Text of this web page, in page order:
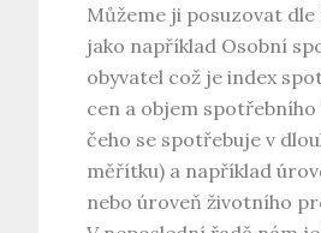
Můžeme ji posuzovat
jako například Osobní
obyvatel což je index
cen a objem spotřebního
čeho se spotřebuje v
měřítku) a například
nebo úroveň životního